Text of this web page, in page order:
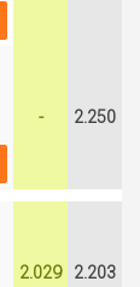
- 2.250
2.029 2.203